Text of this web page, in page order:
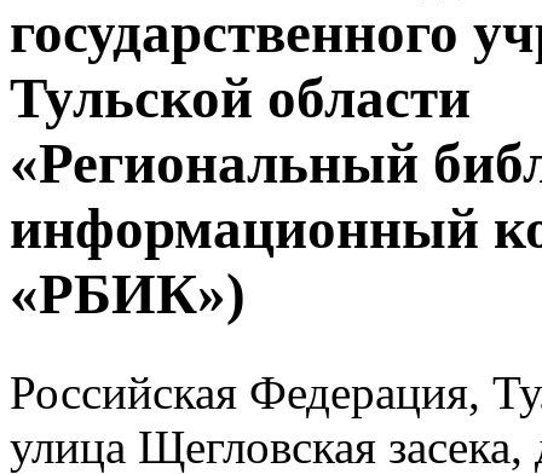
государственного
Тульской области
«Региональный
информационный
«РБИК»)
Российская Федерация,
улица Щегловская